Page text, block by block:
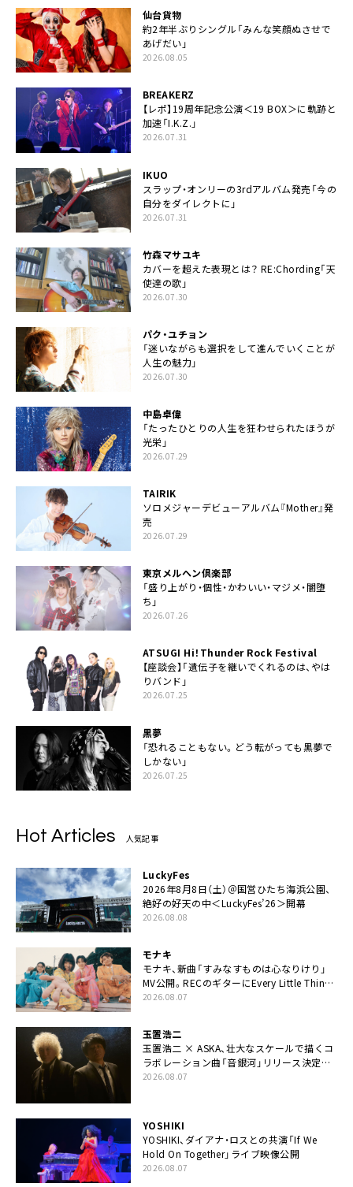
仙台貨物
約2年半ぶりシングル「みんな笑顔ぬさせで
あげだい」
2026.08.05
BREAKERZ
【レポ】19周年記念公演＜19 BOX＞に軌跡と
加速「I.K.Z.」
2026.07.31
IKUO
スラップ・オンリーの3rdアルバム発売「今の
自分をダイレクトに」
2026.07.31
竹森マサユキ
カバーを超えた表現とは？ RE:Chording「天
使達の歌」
2026.07.30
パク・ユチョン
「迷いながらも選択をして進んでいくことが
人生の魅力」
2026.07.30
中島卓偉
「たったひとりの人生を狂わせられたほうが
光栄」
2026.07.29
TAIRIK
ソロメジャーデビューアルバム『Mother』発
売
2026.07.29
東京メルヘン倶楽部
「盛り上がり・個性・かわいい・マジメ・闇堕
ち」
2026.07.26
ATSUGI Hi！Thunder Rock Festival
【座談会】「遺伝子を継いでくれるのは、やは
りバンド」
2026.07.25
黒夢
「恐れることもない。どう転がっても黒夢で
しかない」
2026.07.25
Hot Articles 人気記事
LuckyFes
2026年8月8日（土）＠国営ひたち海浜公園、
絶好の好天の中＜LuckyFes’26＞開幕
2026.08.08
モナキ
モナキ、新曲「すみなすものは心なりけり」
MV公開。RECのギターにEvery Little Thing・
伊藤一朗参加も
2026.08.07
玉置浩二
玉置浩二 × ASKA、壮大なスケールで描くコ
ラボレーション曲「音銀河」リリース決定。
カップリングには新曲「命の宿り」収録も
2026.08.07
YOSHIKI
YOSHIKI、ダイアナ・ロスとの共演「If We
Hold On Together」ライブ映像公開
2026.08.07